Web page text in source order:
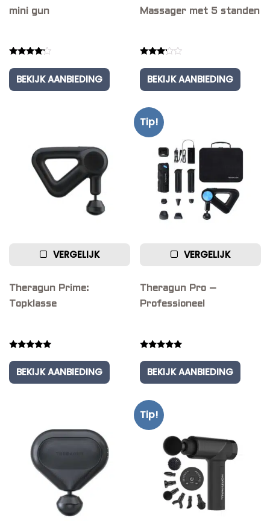
mini gun
4.00
out of 5
BEKIJK AANBIEDING
Massager met 5 standen
3.00
out of
5
BEKIJK AANBIEDING
VERGELIJK
Theragun Prime:
Topklasse
5.00
out of 5
BEKIJK AANBIEDING
Tip!
VERGELIJK
Theragun Pro –
Professioneel
5.00
out of 5
BEKIJK AANBIEDING
Tip!